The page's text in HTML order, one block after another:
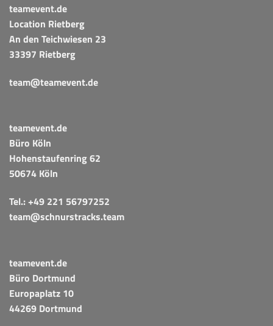
teamevent.de
Location Rietberg
An den Teichwiesen 23
33397 Rietberg
team@teamevent.de
teamevent.de
Büro Köln
Hohenstaufenring 62
50674 Köln
Tel.:+49 221 56797252
team@schnurstracks.team
teamevent.de
Büro Dortmund
Europaplatz 10
44269 Dortmund